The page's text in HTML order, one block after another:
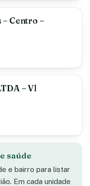
Centro –
– Vl
saúde
e bairro para listar
Em cada unidade